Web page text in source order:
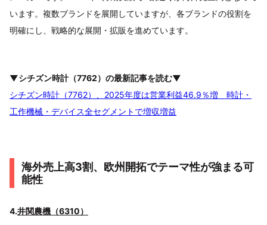
います。複数ブランドを展開していますが、各ブランドの役割を
明確にし、戦略的な展開・拡販を進めています。
▼シチズン時計（7762）の最新記事を読む▼
シチズン時計（7762）、2025年度は営業利益46.9％増 時計・
工作機械・デバイス全セグメントで増収増益
海外売上高3割、欧州開拓でテーマ性が強まる可
能性
4.井関農機（6310）